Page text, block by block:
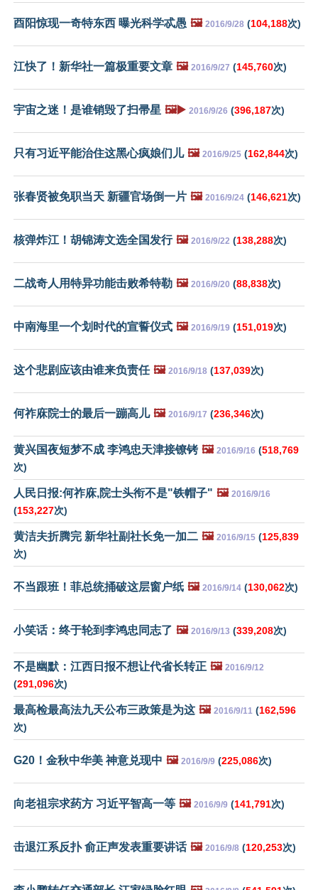
酉阳惊现一奇特东西 曝光科学忒愚 🖼️ 2016/9/28 (104,188次)
江快了！新华社一篇极重要文章 🖼️ 2016/9/27 (145,760次)
宇宙之迷！是谁销毁了扫帚星 🖼️▶️ 2016/9/26 (396,187次)
只有习近平能治住这黑心疯娘们儿 🖼️ 2016/9/25 (162,844次)
张春贤被免职当天 新疆官场倒一片 🖼️ 2016/9/24 (146,621次)
核弹炸江！胡锦涛文选全国发行 🖼️ 2016/9/22 (138,288次)
二战奇人用特异功能击败希特勒 🖼️ 2016/9/20 (88,838次)
中南海里一个划时代的宣誓仪式 🖼️ 2016/9/19 (151,019次)
这个悲剧应该由谁来负责任 🖼️ 2016/9/18 (137,039次)
何祚庥院士的最后一蹦高儿 🖼️ 2016/9/17 (236,346次)
黄兴国夜短梦不成 李鸿忠天津接镣铐 🖼️ 2016/9/16 (518,769
次)
人民日报:何祚庥,院士头衔不是"铁帽子" 🖼️ 2016/9/16
(153,227次)
黄洁夫折腾完 新华社副社长免一加二 🖼️ 2016/9/15 (125,839
次)
不当跟班！菲总统捅破这层窗户纸 🖼️ 2016/9/14 (130,062次)
小笑话：终于轮到李鸿忠同志了 🖼️ 2016/9/13 (339,208次)
不是幽默：江西日报不想让代省长转正 🖼️ 2016/9/12
(291,096次)
最高检最高法九天公布三政策是为这 🖼️ 2016/9/11 (162,596
次)
G20！金秋中华美 神意兑现中 🖼️ 2016/9/9 (225,086次)
向老祖宗求药方 习近平智高一等 🖼️ 2016/9/9 (141,791次)
击退江系反扑 俞正声发表重要讲话 🖼️ 2016/9/8 (120,253次)